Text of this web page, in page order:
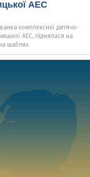
АЕС
комплексної дитячо-
АЕС, піднялася на
шаблях.